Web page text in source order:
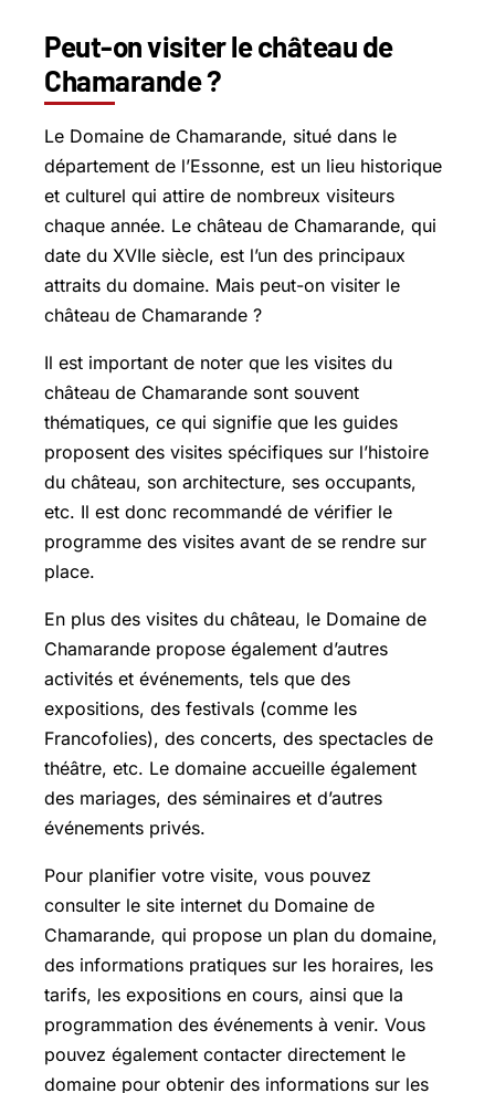
Peut-on visiter le château de
Chamarande ?
Le Domaine de Chamarande, situé dans le
département de l’Essonne, est un lieu historique
et culturel qui attire de nombreux visiteurs
chaque année. Le château de Chamarande, qui
date du XVIIe siècle, est l’un des principaux
attraits du domaine. Mais peut-on visiter le
château de Chamarande ?
Il est important de noter que les visites du
château de Chamarande sont souvent
thématiques, ce qui signifie que les guides
proposent des visites spécifiques sur l’histoire
du château, son architecture, ses occupants,
etc. Il est donc recommandé de vérifier le
programme des visites avant de se rendre sur
place.
En plus des visites du château, le Domaine de
Chamarande propose également d’autres
activités et événements, tels que des
expositions, des festivals (comme les
Francofolies), des concerts, des spectacles de
théâtre, etc. Le domaine accueille également
des mariages, des séminaires et d’autres
événements privés.
Pour planifier votre visite, vous pouvez
consulter le site internet du Domaine de
Chamarande, qui propose un plan du domaine,
des informations pratiques sur les horaires, les
tarifs, les expositions en cours, ainsi que la
programmation des événements à venir. Vous
pouvez également contacter directement le
domaine pour obtenir des informations sur les